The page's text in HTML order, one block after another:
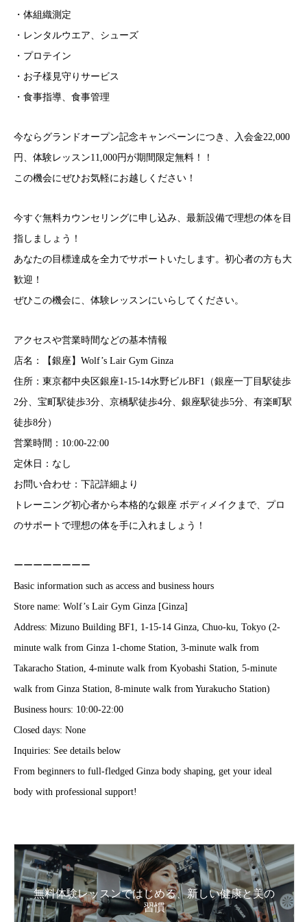
・体組織測定
・レンタルウエア、シューズ
・プロテイン
・お子様見守りサービス
・食事指導、食事管理
今ならグランドオープン記念キャンペーンにつき、入会金22,000
円、体験レッスン11,000円が期間限定無料！！
この機会にぜひお気軽にお越しください！
今すぐ無料カウンセリングに申し込み、最新設備で理想の体を目
指しましょう！
あなたの目標達成を全力でサポートいたします。初心者の方も大
歓迎！
ぜひこの機会に、体験レッスンにいらしてください。
アクセスや営業時間などの基本情報
店名：【銀座】Wolf’s Lair Gym Ginza
住所：東京都中央区銀座1-15-14水野ビルBF1（銀座一丁目駅徒歩
2分、宝町駅徒歩3分、京橋駅徒歩4分、銀座駅徒歩5分、有楽町駅
徒歩8分）
営業時間：10:00-22:00
定休日：なし
お問い合わせ：下記詳細より
トレーニング初心者から本格的な銀座 ボディメイクまで、プロ
のサポートで理想の体を手に入れましょう！
ーーーーーーーー
Basic information such as access and business hours
Store name: Wolf’s Lair Gym Ginza [Ginza]
Address: Mizuno Building BF1, 1-15-14 Ginza, Chuo-ku, Tokyo (2-
minute walk from Ginza 1-chome Station, 3-minute walk from
Takaracho Station, 4-minute walk from Kyobashi Station, 5-minute
walk from Ginza Station, 8-minute walk from Yurakucho Station)
Business hours: 10:00-22:00
Closed days: None
Inquiries: See details below
From beginners to full-fledged Ginza body shaping, get your ideal
body with professional support!
無料体験レッスンではじめる、新しい健康と美の
習慣